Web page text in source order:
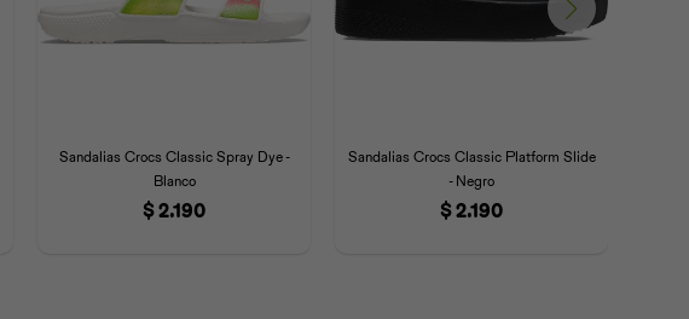
Sandalias Crocs Classic Spray Dye -
Blanco
$2.190
Sandalias Crocs Classic Platform Slide
- Negro
$2.190